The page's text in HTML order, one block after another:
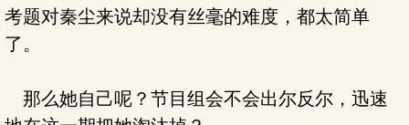
考题对秦尘来说却没有丝毫的难度，都太简单
了。
那么她自己呢？节目组会不会出尔反尔，迅速